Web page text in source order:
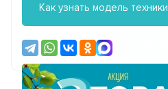
Как узнать модель техники